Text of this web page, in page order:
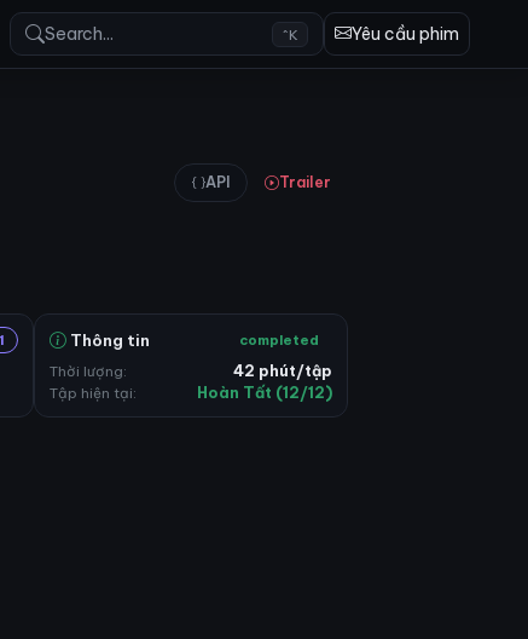
Search... ^K Yêu cầu phim
API Trailer
1 Thông tin completed
Thời lượng:
42 phút/tập
Tập hiện tại:
Hoàn Tất (12/12)